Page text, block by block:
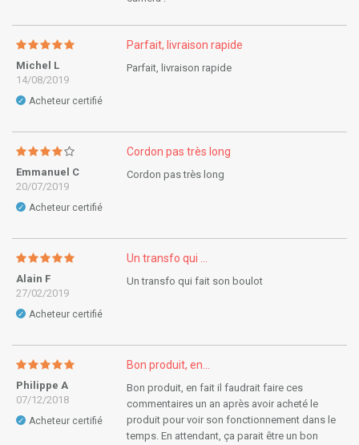
Michel L
14/08/2019
✓ Acheteur certifié
Parfait, livraison rapide
Parfait, livraison rapide
Emmanuel C
20/07/2019
✓ Acheteur certifié
Cordon pas très long
Cordon pas très long
Alain F
27/02/2019
✓ Acheteur certifié
Un transfo qui ...
Un transfo qui fait son boulot
Philippe A
07/12/2018
✓ Acheteur certifié
Bon produit, en...
Bon produit, en fait il faudrait faire ces
commentaires un an après avoir acheté le
produit pour voir son fonctionnement dans le
temps. En attendant, ça parait être un bon